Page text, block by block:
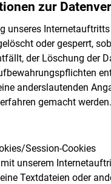
zur
unseres
oder gesperrt,
der Löschung der
anderslautenden
gemacht werden.
Session-Cookies
unserem
Textdateien oder